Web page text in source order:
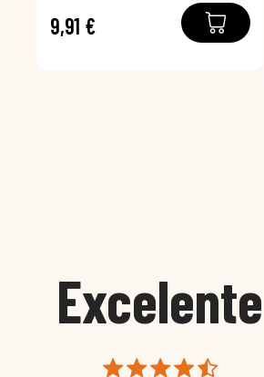
9,91 €
Excelente
Susana García Luis
Magnífica atención al cliente. Tuvimos un